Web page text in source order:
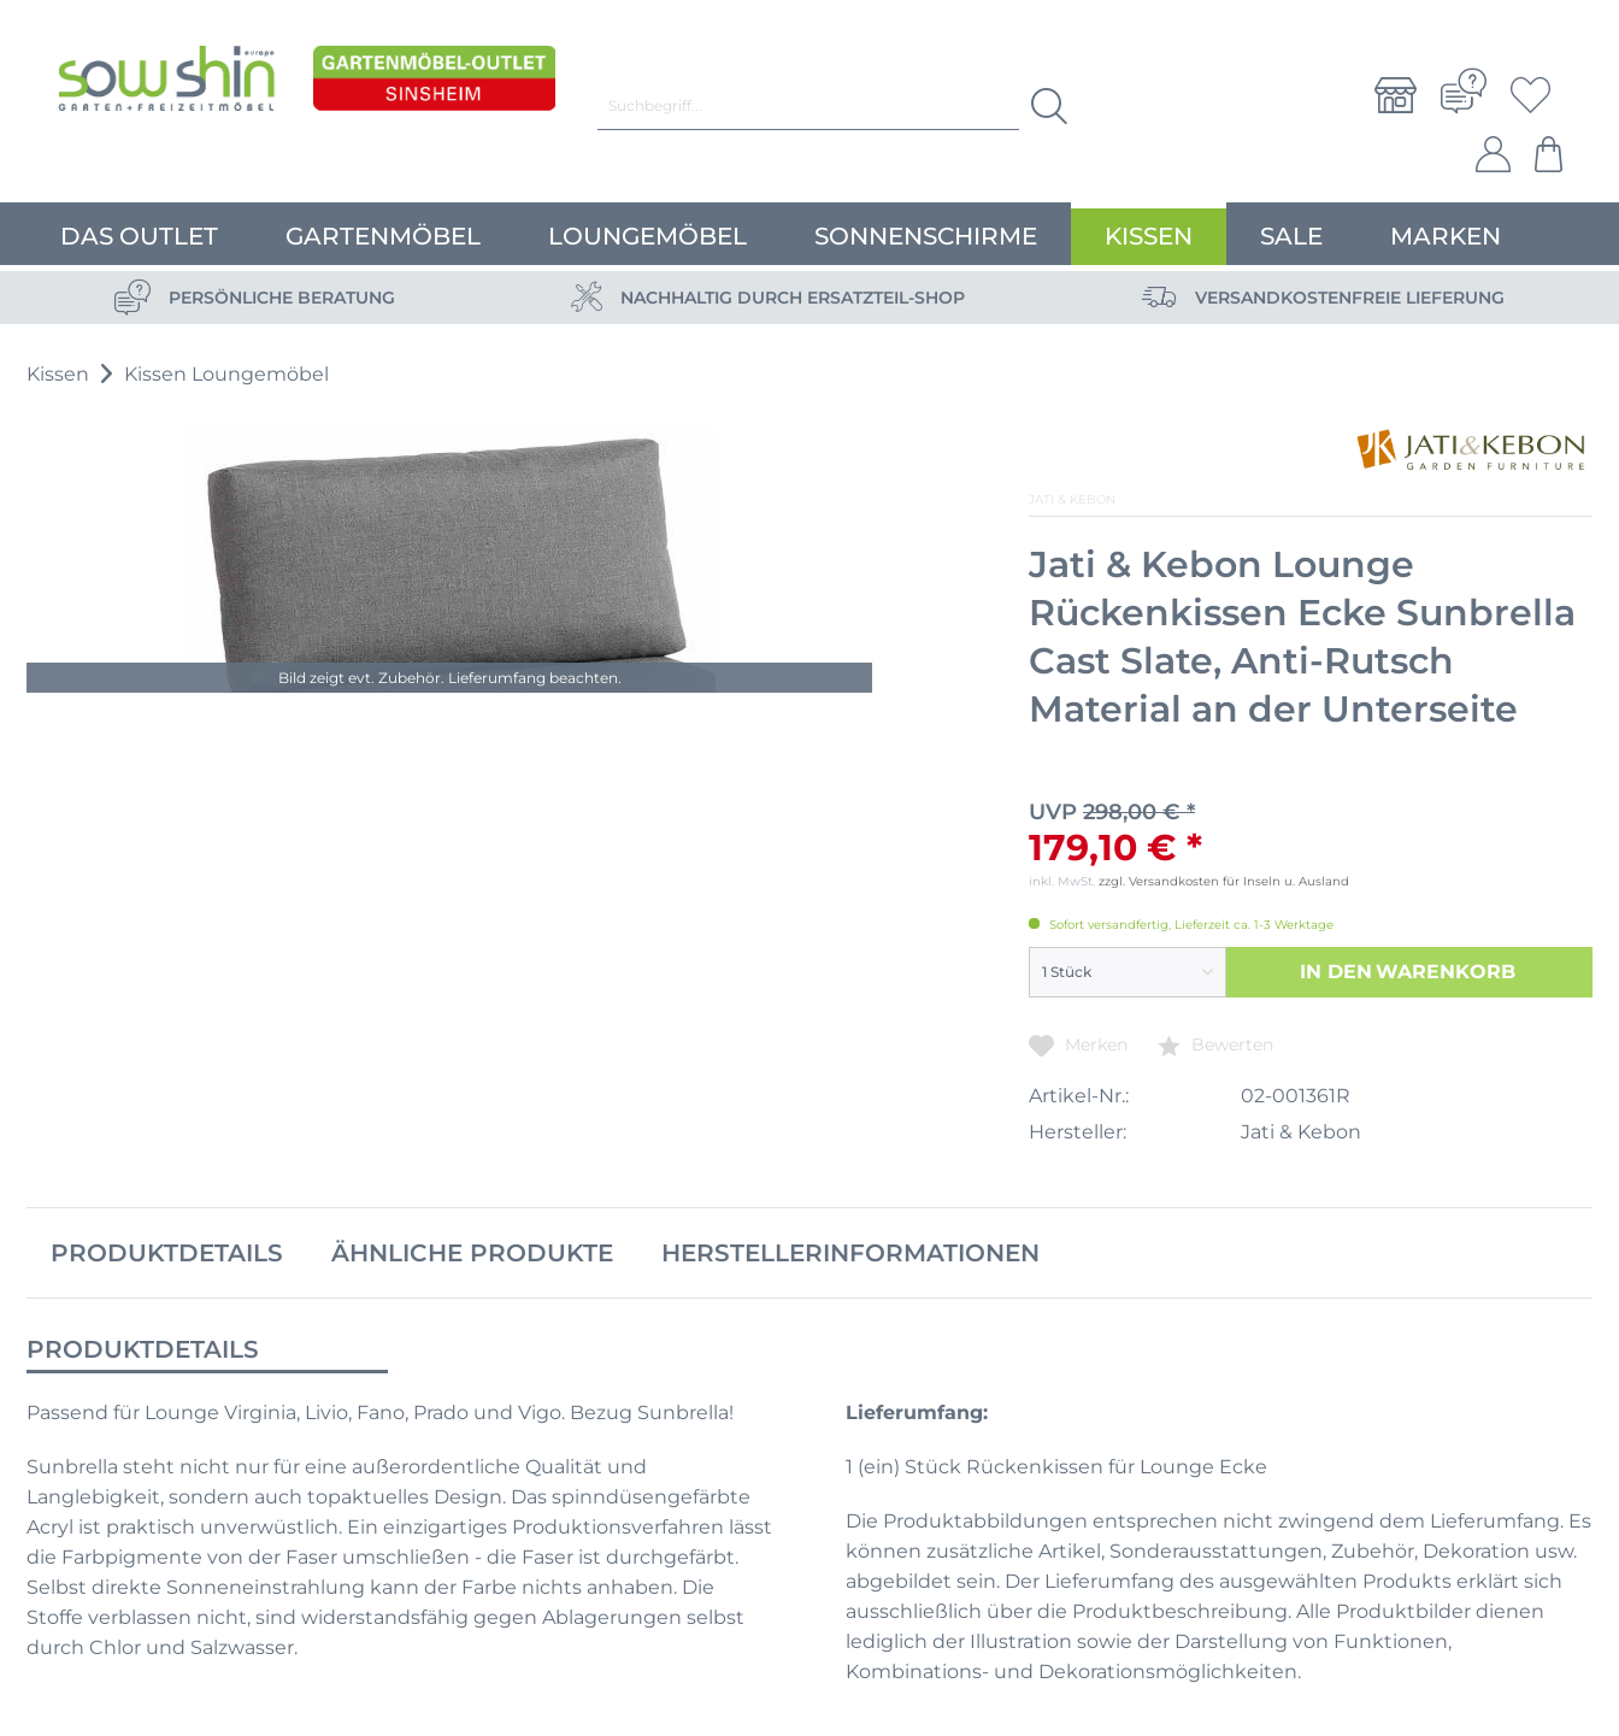
DAS OUTLET GARTENMÖBEL LOUNGEMÖBEL SONNENSCHIRME KISSEN SALE MARKEN
PERSÖNLICHE BERATUNG NACHHALTIG DURCH ERSATZTEIL-SHOP VERSANDKOSTENFREIE LIEFERUNG
Kissen Kissen Loungemöbel
Bild zeigt evt. Zubehör. Lieferumfang beachten.
JATI & KEBON
Jati & Kebon Lounge
Rückenkissen Ecke Sunbrella
Cast Slate, Anti-Rutsch
Material an der Unterseite
UVP 298,00 € *
179,10 € *
inkl. MwSt. zzgl. Versandkosten für Inseln u. Ausland
Sofort versandfertig, Lieferzeit ca. 1-3 Werktage
IN DEN WARENKORB
Merken Bewerten
Artikel-Nr.:
02-001361R
Hersteller:
Jati & Kebon
PRODUKTDETAILS ÄHNLICHE PRODUKTE HERSTELLERINFORMATIONEN
PRODUKTDETAILS
Passend für Lounge Virginia, Livio, Fano, Prado und Vigo. Bezug Sunbrella!
Sunbrella steht nicht nur für eine außerordentliche Qualität und
Langlebigkeit, sondern auch topaktuelles Design. Das spinndüsengefärbte
Acryl ist praktisch unverwüstlich. Ein einzigartiges Produktionsverfahren lässt
die Farbpigmente von der Faser umschließen - die Faser ist durchgefärbt.
Selbst direkte Sonneneinstrahlung kann der Farbe nichts anhaben. Die
Stoffe verblassen nicht, sind widerstandsfähig gegen Ablagerungen selbst
durch Chlor und Salzwasser.
Lieferumfang:
1 (ein) Stück Rückenkissen für Lounge Ecke
Die Produktabbildungen entsprechen nicht zwingend dem Lieferumfang. Es
können zusätzliche Artikel, Sonderausstattungen, Zubehör, Dekoration usw.
abgebildet sein. Der Lieferumfang des ausgewählten Produkts erklärt sich
ausschließlich über die Produktbeschreibung. Alle Produktbilder dienen
lediglich der Illustration sowie der Darstellung von Funktionen,
Kombinations- und Dekorationsmöglichkeiten.